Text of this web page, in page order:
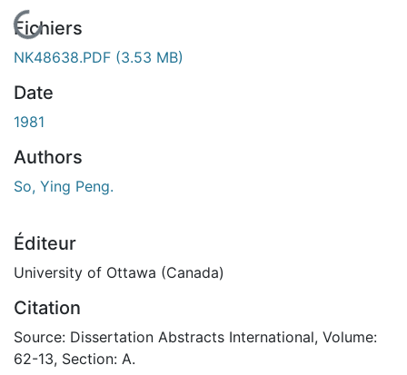
En cours de chargement...
Fichiers
NK48638.PDF (3.53 MB)
Date
1981
Authors
So, Ying Peng.
Éditeur
University of Ottawa (Canada)
Citation
Source: Dissertation Abstracts International, Volume:
62-13, Section: A.